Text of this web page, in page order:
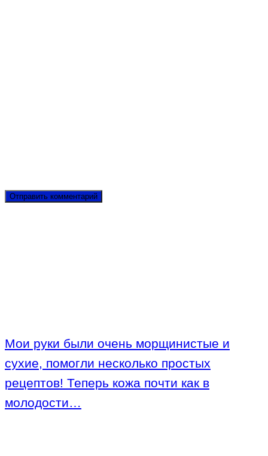
Мои руки были очень морщинистые и
сухие, помогли несколько простых
рецептов! Теперь кожа почти как в
молодости…